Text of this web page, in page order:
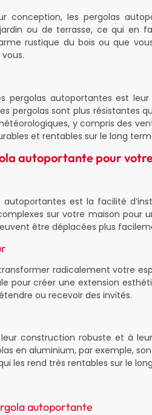
les pergolas
ou de terrasse, ce qui en
rustique du bois ou que
pergolas autoportantes est
pergolas sont plus résistantes
y compris des
et rentables sur le long
autoportante pour
est la facilité
sur votre maison pour
être déplacées plus
radicalement votre
pour créer une extension
ou recevoir des invités.
construction robuste et à
en aluminium, par exemple,
les rend très rentables sur le
autoportante